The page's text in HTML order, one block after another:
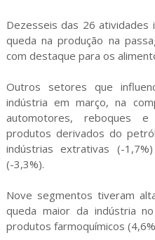
Dezesseis das 26 atividades
queda na produção na
com destaque para os
Outros setores que
indústria em março, na
automotores, reboques e
produtos derivados do
indústrias extrativas (-
(-3,3%).
Nove segmentos tiveram
queda maior da indústria
produtos farmoquímicos